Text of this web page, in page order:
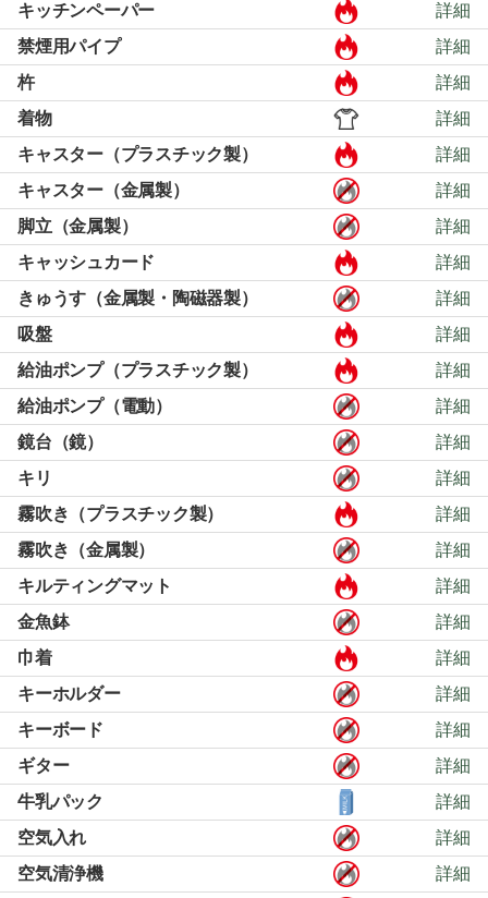
キッチンペーパー
詳細
禁煙用パイプ
詳細
杵
詳細
着物
詳細
キャスター（プラスチック製）
詳細
キャスター（金属製）
詳細
脚立（金属製）
詳細
キャッシュカード
詳細
きゅうす（金属製・陶磁器製）
詳細
吸盤
詳細
給油ポンプ（プラスチック製）
詳細
給油ポンプ（電動）
詳細
鏡台（鏡）
詳細
キリ
詳細
霧吹き（プラスチック製）
詳細
霧吹き（金属製）
詳細
キルティングマット
詳細
金魚鉢
詳細
巾着
詳細
キーホルダー
詳細
キーボード
詳細
ギター
詳細
牛乳パック
詳細
空気入れ
詳細
空気清浄機
詳細